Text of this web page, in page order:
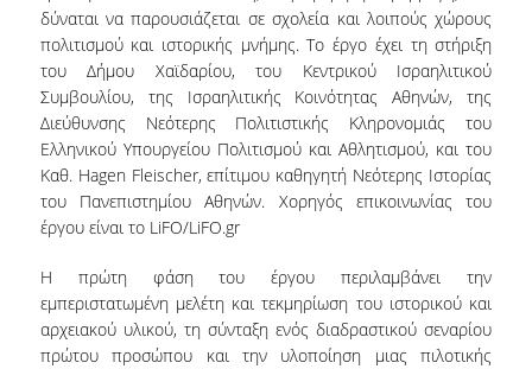
NEWS
CONTACT
δύναται να παρουσιάζεται σε σχολεία και λοιπούς χώρους
πολιτισμού και ιστορικής μνήμης. Το έργο έχει τη στήριξη
του Δήμου Χαϊδαρίου, του Κεντρικού Ισραηλιτικού
Συμβουλίου, της Ισραηλιτικής Κοινότητας Αθηνών, της
Διεύθυνσης Νεότερης Πολιτιστικής Κληρονομιάς του
Ελληνικού Υπουργείου Πολιτισμού και Αθλητισμού, και του
Καθ. Hagen Fleischer, επίτιμου καθηγητή Νεότερης Ιστορίας
του Πανεπιστημίου Αθηνών. Χορηγός επικοινωνίας του
έργου είναι το LiFO/LiFO.gr
Η πρώτη φάση του έργου περιλαμβάνει την
εμπεριστατωμένη μελέτη και τεκμηρίωση του ιστορικού και
αρχειακού υλικού, τη σύνταξη ενός διαδραστικού σεναρίου
πρώτου προσώπου και την υλοποίηση μιας πιλοτικής